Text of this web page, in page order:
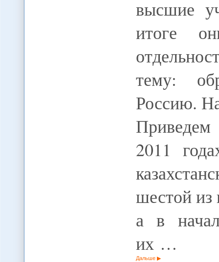
высшие
итоге
тему:
Россию.
2011
шестой из
а в
их …
Дальше